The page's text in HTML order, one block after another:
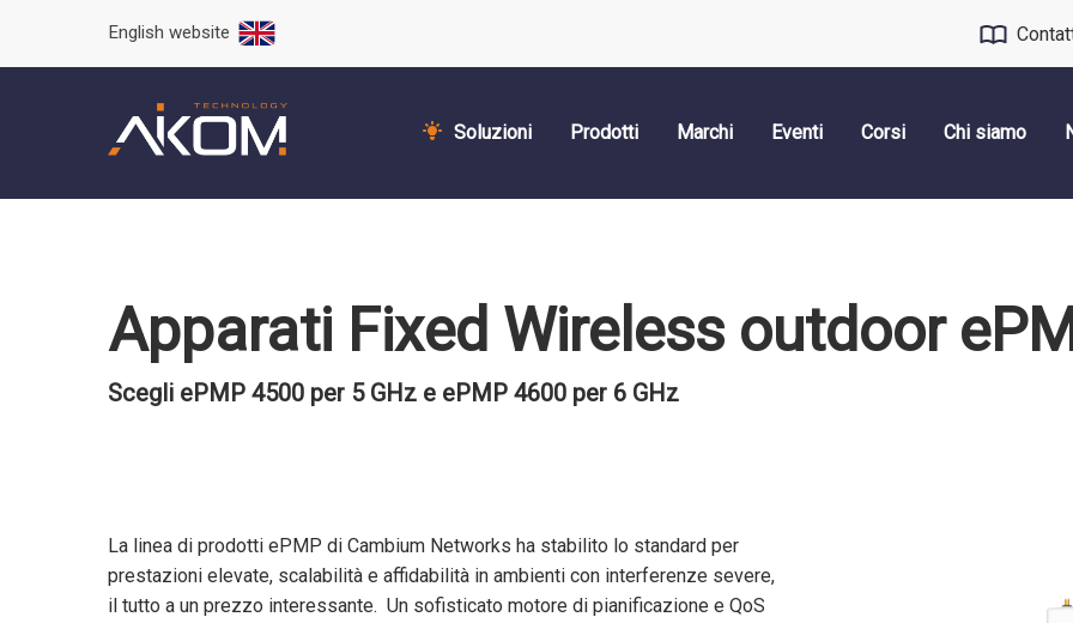
English website
Soluzioni Prodotti Marchi Eventi Corsi Chi siamo
Apparati Fixed Wireless outdoor
Scegli ePMP 4500 per 5 GHz e ePMP 4600 per 6 GHz
La linea di prodotti ePMP di Cambium Networks ha stabilito lo standard per
prestazioni elevate, scalabilità e affidabilità in ambienti con interferenze severe,
il tutto a un prezzo interessante. Un sofisticato motore di pianificazione e QoS